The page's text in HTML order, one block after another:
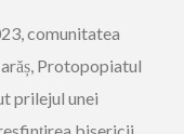
comunitatea
Protopopiatul
prilejul unei